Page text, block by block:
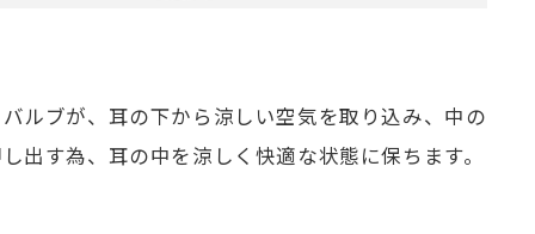
ルブが、耳の下から涼しい空気を取り込み、中の
出す為、耳の中を涼しく快適な状態に保ちます。